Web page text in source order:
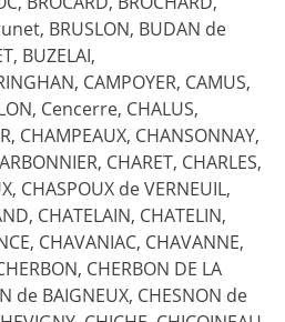
BRUSLON, BUDAN de
BUZELAI,
CAMPOYER, CAMUS,
Cencerre, CHALUS,
CHAMPEAUX, CHANSONNAY,
CHARET, CHARLES,
CHASPOUX de VERNEUIL,
CHATELAIN, CHATELIN,
CHAVANIAC, CHAVANNE,
CHERBON DE LA
de BAIGNEUX, CHESNON de